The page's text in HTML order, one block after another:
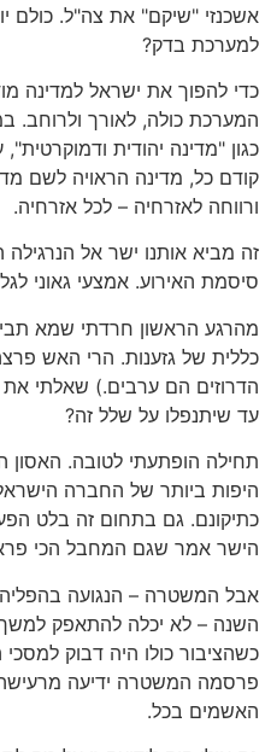
אשכנזי "שיקם" את צה"ל. כולם
למערכת בדק?
כדי להפוך את ישראל למדינה
המערכת כולה, לאורך ולרוחב.
כגון "מדינה יהודית
קודם כל, מדינה הראויה לשם
ורווחה לאזרחיה – לכל אזרחיה.
זה מביא אותנו ישר אל
סיסמת האירוע. אמצעי גאוני
מהרגע הראשון חרדתי שמא
כללית של גזענות. הרי האש
הדרוזים הם ערבים.) שאלתי את
עד שיתנפלו על שלל זה?
תחילה הופתעתי לטובה. האסון
היפות ביותר של החברה
כתיקונם. גם בתחום זה בלט
הישר אמר שגם המחבל הכי
אבל המשטרה – הנגועה בהפליה
השנה – לא יכלה להתאפק למשך
כשהציבור כולו היה דבוק למסכי
פרסמה המשטרה ידיעה
האשמים בכל.